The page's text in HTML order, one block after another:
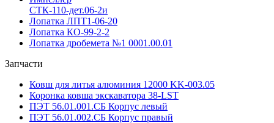
СТК-110-дет.06-2и
Лопатка ЛПТ1-06-20
Лопатка КО-99-2-2
Лопатка дробемета №1 0001.00.01
Запчасти
Ковш для литья алюминия 12000 KK-003.05
Коронка ковша экскаватора 38-LST
ПЭТ 56.01.001.СБ Корпус левый
ПЭТ 56.01.002.СБ Корпус правый